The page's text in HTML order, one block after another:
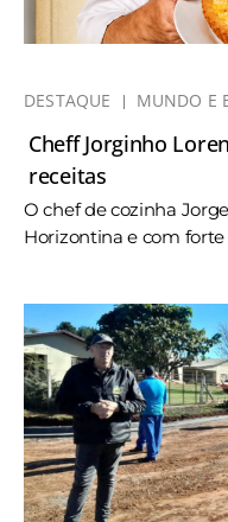
DESTAQUE MUNDO E
Cheff Jorginho
receitas
O chef de cozinha
Horizontina e com